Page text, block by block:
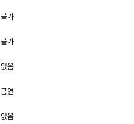
불가
불가
없음
금연
없음